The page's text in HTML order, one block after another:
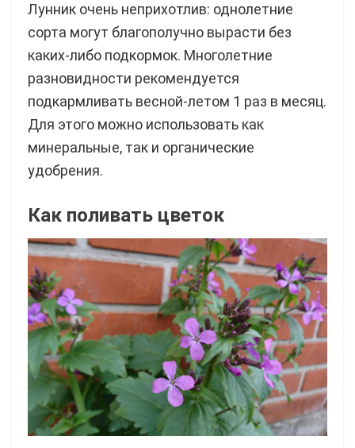
Лунник очень неприхотлив: однолетние
сорта могут благополучно вырасти без
каких-либо подкормок. Многолетние
разновидности рекомендуется
подкармливать весной-летом 1 раз в месяц.
Для этого можно использовать как
минеральные, так и органические
удобрения.
Как поливать цветок